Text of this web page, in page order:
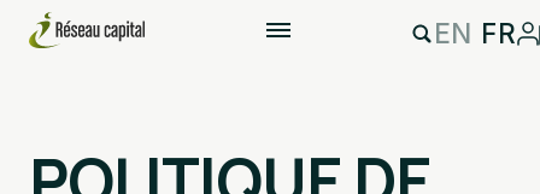
EN FR